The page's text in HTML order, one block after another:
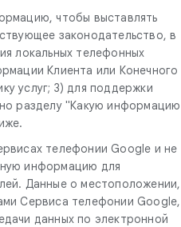
чтобы выставлять
законодательство, в
локальных телефонных
Клиента или Конечного
услуг; 3) для поддержки
разделу "Какую информацию
телефонии Google и не
информацию для
Данные о местоположении,
Сервиса телефонии Google,
данных по электронной